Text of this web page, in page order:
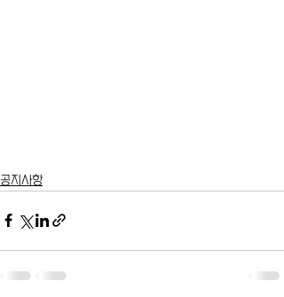
공지사항